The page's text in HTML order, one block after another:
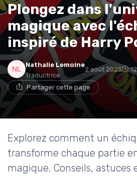
Plongez dans
magique avec
inspiré de Harry
Nathalie Lemoine
Traductrice
2 août 2025
Partager cette page
Explorez comment un
transforme chaque partie
magique. Conseils, astuces